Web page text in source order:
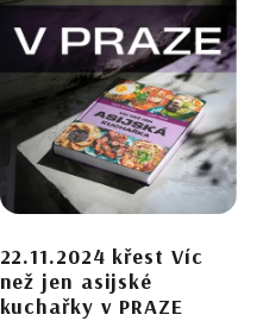
22.11.2024 křest Víc
než jen asijské
kuchařky v PRAZE